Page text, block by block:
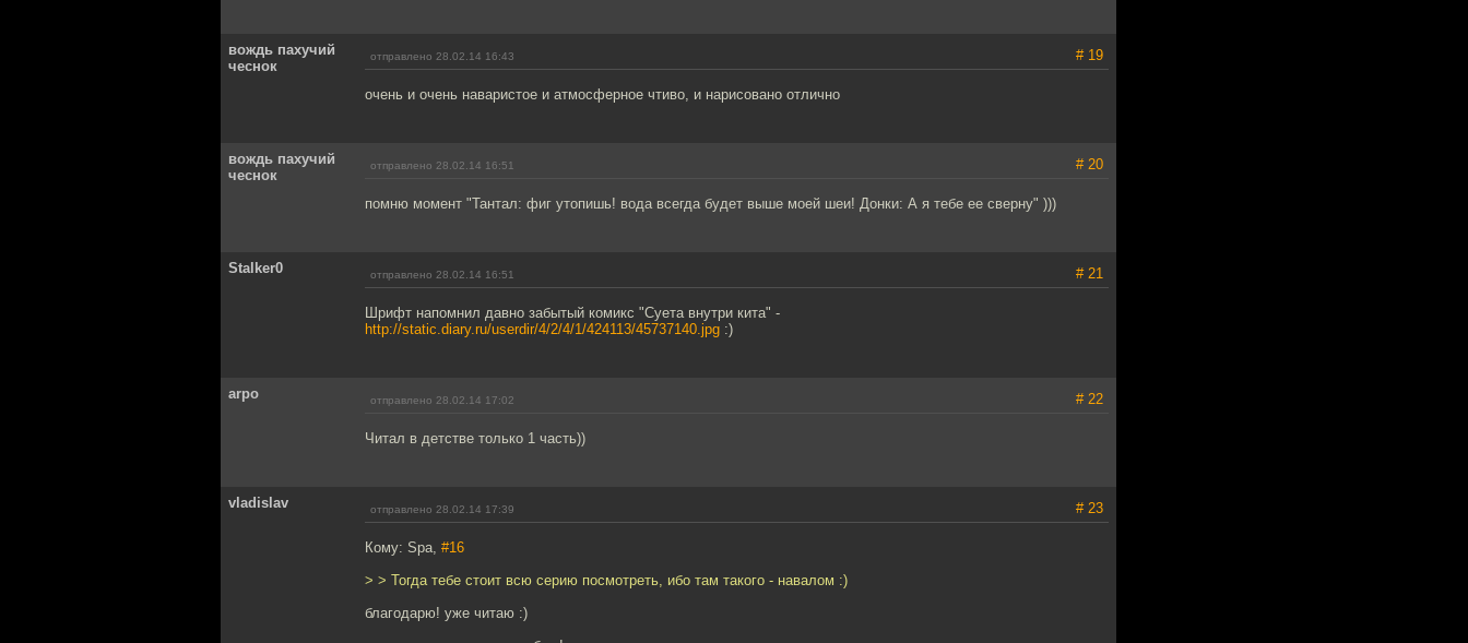
вождь пахучий
чеснок
отправлено 28.02.14 16:43 # 19
очень и очень наваристое и атмосферное чтиво, и нарисовано отлично
вождь пахучий
чеснок
отправлено 28.02.14 16:51 # 20
помню момент "Тантал: фиг утопишь! вода всегда будет выше моей шеи! Донки: А я тебе ее сверну" )))
Stalker0 отправлено 28.02.14 16:51 # 21
Шрифт напомнил давно забытый комикс "Суета внутри кита" -
http://static.diary.ru/userdir/4/2/4/1/424113/45737140.jpg :)
arpo отправлено 28.02.14 17:02 # 22
Читал в детстве только 1 часть))
vladislav отправлено 28.02.14 17:39 # 23
Кому: Spa, #16
> > Тогда тебе стоит всю серию посмотреть, ибо там такого - навалом :)
благодарю! уже читаю :)